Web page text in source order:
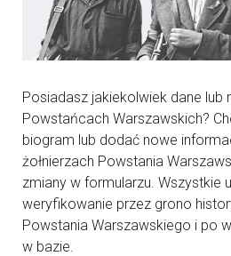
Posiadasz jakiekolwiek dane lub
Powstańcach Warszawskich?
biogram lub dodać nowe
żołnierzach Powstania
zmiany w formularzu. Wszystkie
weryfikowanie przez grono
Powstania Warszawskiego i po
w bazie.